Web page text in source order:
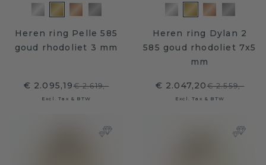
Heren ring Pelle 585
goud rhodoliet 3 mm
€ 2.095,19€ 2.619,-
Excl. Tax & BTW
Heren ring Dylan 2
585 goud rhodoliet 7x5
mm
€ 2.047,20€ 2.559,-
Excl. Tax & BTW